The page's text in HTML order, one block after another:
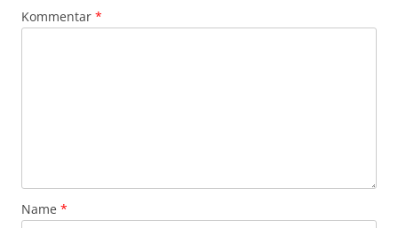
Kommentar *
Name *